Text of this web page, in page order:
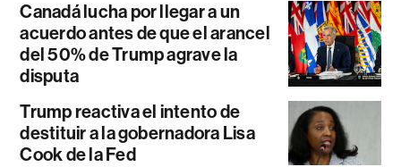
Canadá lucha por llegar a un
acuerdo antes de que el arancel
del 50% de Trump agrave la
disputa
Trump reactiva el intento de
destituir a la gobernadora Lisa
Cook de la Fed